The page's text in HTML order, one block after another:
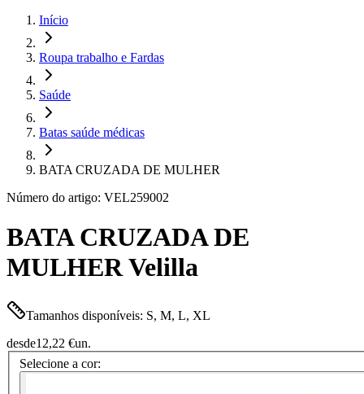
Início
Roupa trabalho e Fardas
Saúde
Batas saúde médicas
BATA CRUZADA DE MULHER
Número do artigo: VEL259002
BATA CRUZADA DE
MULHER Velilla
Tamanhos disponíveis: S, M, L, XL
desde12,22 €un.
Selecione a cor: